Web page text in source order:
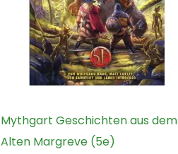
Mythgart Geschichten aus dem
Alten Margreve (5e)